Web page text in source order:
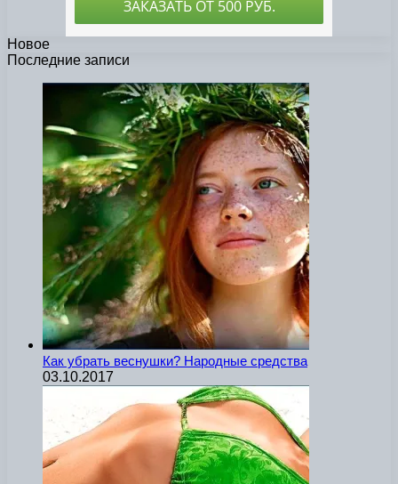
Новое
Последние записи
Как убрать веснушки? Народные средства
03.10.2017